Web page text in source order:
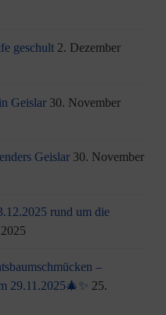
geschult 2. Dezember
Geislar 30. November
Geislar 30. November
rund um die
–
29.11.2025🎄✨ 25.